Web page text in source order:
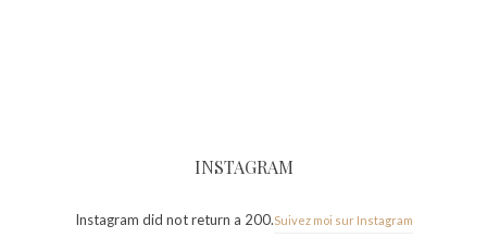
INSTAGRAM
Instagram did not return a 200.Suivez moi sur Instagram